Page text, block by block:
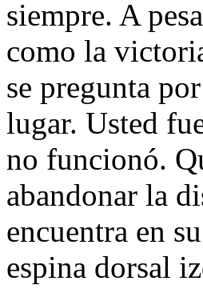
siempre. A
como la
se pregunta
lugar. Usted
no funcionó.
abandonar la
encuentra en
espina dorsal